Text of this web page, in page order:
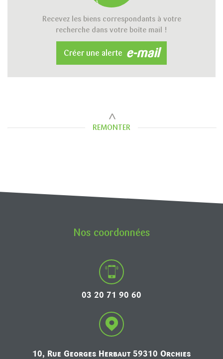
10KM 25KM
RECHERCHER
+ de critères
Recevez les biens correspondants à votre
recherche dans votre boîte mail !
Créer une alerte e-mail
REMONTER
Nos coordonnées
03 20 71 90 60
10, Rue Georges Herbaut 59310 Orchies